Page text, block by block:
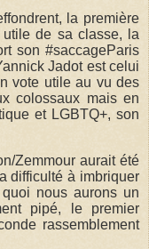
la première
utile de sa classe, la
son #saccageParis
Jadot est celui
vote utile au vu des
colossaux mais en
et LGBTQ+, son
Zemmour aurait été
difficulté à imbriquer
nous aurons un
pipé, le premier
rassemblement